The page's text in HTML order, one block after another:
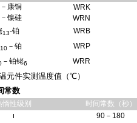
康铜
WRK
镍硅
WRN
13-铂 WRB
10 －铂 WRP
－铂铑6 WRR
元件实测温度值（℃）
常数
惰性级别 时间常数（秒）
Ⅰ 90－180